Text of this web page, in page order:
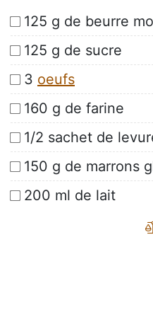
125 g de beurre
125 g de sucre
3 oeufs
160 g de farine
1/2 sachet de
150 g de marrons
200 ml de lait